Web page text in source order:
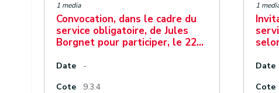
1 media
Convocation, dans le cadre du
service obligatoire, de Jules
Borgnet pour participer, le 22…
Date
-
Cote
9.3.4
1
Date
Cote